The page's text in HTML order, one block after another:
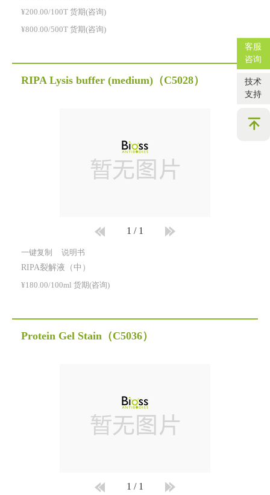
¥200.00/100T 货期(咨询)
¥800.00/500T 货期(咨询)
RIPA Lysis buffer (medium) （C5028）
1 / 1
一键复制 说明书
RIPA裂解液（中）
¥180.00/100ml 货期(咨询)
Protein Gel Stain （C5036）
1 / 1
客服
咨询
技术
支持